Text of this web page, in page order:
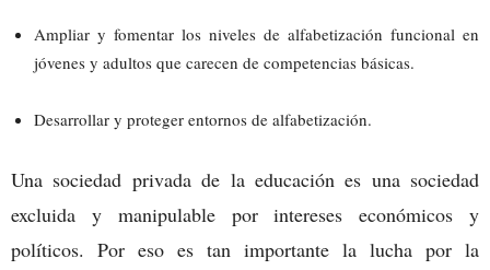
Ampliar y fomentar los niveles de alfabetización funcional en
jóvenes y adultos que carecen de competencias básicas.
Desarrollar y proteger entornos de alfabetización.
Una sociedad privada de la educación es una sociedad
excluida y manipulable por intereses económicos y
políticos. Por eso es tan importante la lucha por la